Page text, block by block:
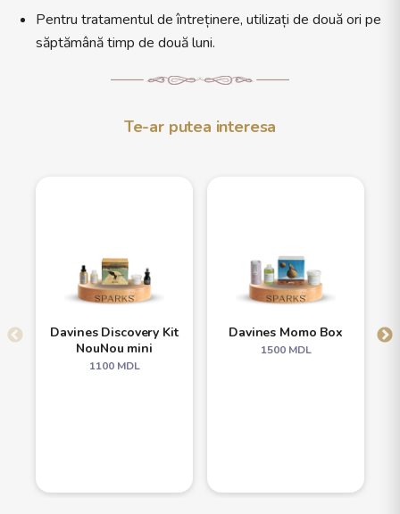
Pentru tratamentul de întreținere, utilizați de două ori pe
săptămână timp de două luni.
Te-ar putea interesa
Davines Discovery Kit
NouNou mini
1100MDL
Davines Momo Box
1500MDL